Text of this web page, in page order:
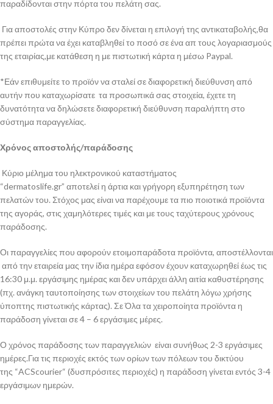
παραδίδονται στην πόρτα του πελάτη σας.
Για αποστολές στην Κύπρο δεν δίνεται η επιλογή της αντικαταβολής,θα
πρέπει πρώτα να έχει καταβληθεί το ποσό σε ένα απ τους λογαριασμούς
της εταιρίας,με κατάθεση η με πιστωτική κάρτα η μέσω Paypal.
*Εάν επιθυμείτε το προϊόν να σταλεί σε διαφορετική διεύθυνση από
αυτήν που καταχωρίσατε τα προσωπικά σας στοιχεία, έχετε τη
δυνατότητα να δηλώσετε διαφορετική διεύθυνση παραλήπτη στο
σύστημα παραγγελίας.
Χρόνος αποστολής/παράδοσης
Κύριο μέλημα του ηλεκτρονικού καταστήματος
“dermatoslife.gr” αποτελεί η άρτια και γρήγορη εξυπηρέτηση των
πελατών του. Στόχος μας είναι να παρέχουμε τα πιο ποιοτικά προϊόντα
της αγοράς, στις χαμηλότερες τιμές και με τους ταχύτερους χρόνους
παράδοσης.
Οι παραγγελίες που αφορούν ετοιμοπαράδοτα προϊόντα, αποστέλλονται
από την εταιρεία μας την ίδια ημέρα εφόσον έχουν καταχωρηθεί έως τις
16:30 μ.μ. εργάσιμης ημέρας και δεν υπάρχει άλλη αιτία καθυστέρησης
(πχ. ανάγκη ταυτοποίησης των στοιχείων του πελάτη λόγω χρήσης
ύποπτης πιστωτικής κάρτας). Σε Όλα τα χειροποίητα προϊόντα η
παράδοση γίνεται σε 4 – 6 εργάσιμες μέρες.
Ο χρόνος παράδοσης των παραγγελιών είναι συνήθως 2-3 εργάσιμες
ημέρες.Για τις περιοχές εκτός των ορίων των πόλεων του δικτύου
της “ACScourier“ (δυσπρόσιτες περιοχές) η παράδοση γίνεται εντός 3-4
εργάσιμων ημερών.